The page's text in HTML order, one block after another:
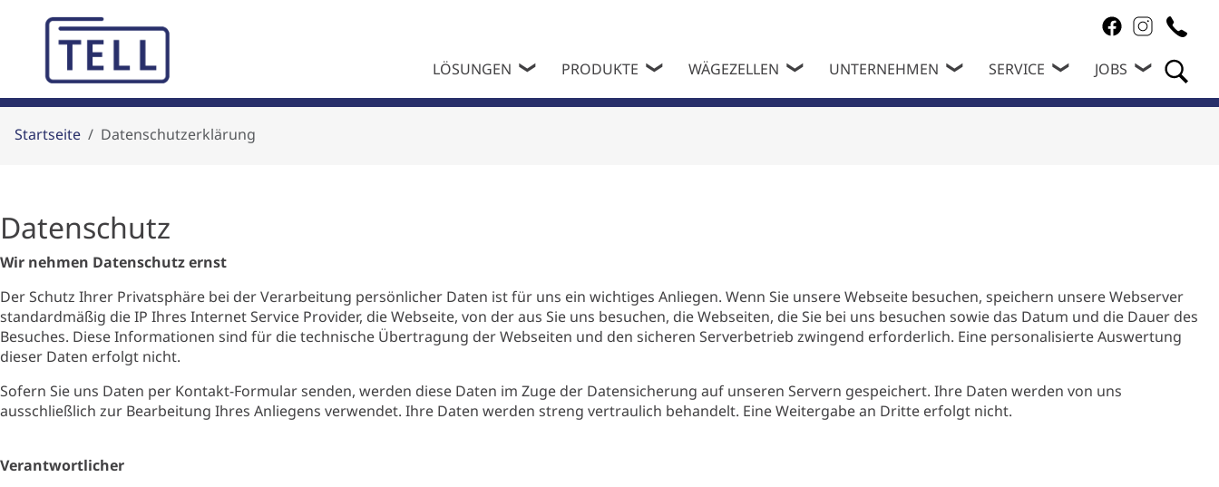
LÖSUNGEN PRODUKTE WÄGEZELLEN UNTERNEHMEN SERVICE JOBS
Startseite Datenschutzerklärung
Datenschutz
Wir nehmen Datenschutz ernst
Der Schutz Ihrer Privatsphäre bei der Verarbeitung persönlicher Daten ist für uns ein wichtiges Anliegen. Wenn Sie unsere Webseite besuchen, speichern unsere Webserver
standardmäßig die IP Ihres Internet Service Provider, die Webseite, von der aus Sie uns besuchen, die Webseiten, die Sie bei uns besuchen sowie das Datum und die Dauer des
Besuches. Diese Informationen sind für die technische Übertragung der Webseiten und den sicheren Serverbetrieb zwingend erforderlich. Eine personalisierte Auswertung
dieser Daten erfolgt nicht.
Sofern Sie uns Daten per Kontakt-Formular senden, werden diese Daten im Zuge der Datensicherung auf unseren Servern gespeichert. Ihre Daten werden von uns
ausschließlich zur Bearbeitung Ihres Anliegens verwendet. Ihre Daten werden streng vertraulich behandelt. Eine Weitergabe an Dritte erfolgt nicht.
Verantwortlicher